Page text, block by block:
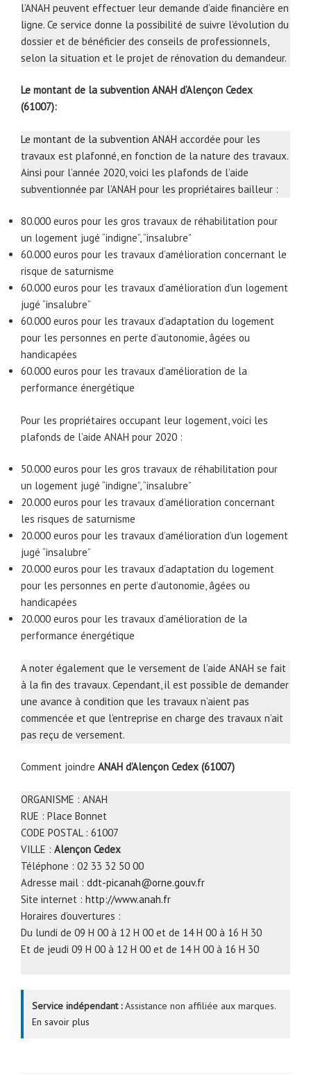
l’ANAH peuvent effectuer leur demande d’aide financière en
ligne. Ce service donne la possibilité de suivre l’évolution du
dossier et de bénéficier des conseils de professionnels,
selon la situation et le projet de rénovation du demandeur.
Le montant de la subvention ANAH d’Alençon Cedex
(61007):
Le montant de la subvention ANAH accordée pour les
travaux est plafonné, en fonction de la nature des travaux.
Ainsi pour l’année 2020, voici les plafonds de l’aide
subventionnée par l’ANAH pour les propriétaires bailleur :
80.000 euros pour les gros travaux de réhabilitation pour
un logement jugé “indigne”, “insalubre”
60.000 euros pour les travaux d’amélioration concernant le
risque de saturnisme
60.000 euros pour les travaux d’amélioration d’un logement
jugé “insalubre”
60.000 euros pour les travaux d’adaptation du logement
pour les personnes en perte d’autonomie, âgées ou
handicapées
60.000 euros pour les travaux d’amélioration de la
performance énergétique
Pour les propriétaires occupant leur logement, voici les
plafonds de l’aide ANAH pour 2020 :
50.000 euros pour les gros travaux de réhabilitation pour
un logement jugé “indigne”, “insalubre”
20.000 euros pour les travaux d’amélioration concernant
les risques de saturnisme
20.000 euros pour les travaux d’amélioration d’un logement
jugé “insalubre”
20.000 euros pour les travaux d’adaptation du logement
pour les personnes en perte d’autonomie, âgées ou
handicapées
20.000 euros pour les travaux d’amélioration de la
performance énergétique
A noter également que le versement de l’aide ANAH se fait
à la fin des travaux. Cependant, il est possible de demander
une avance à condition que les travaux n’aient pas
commencée et que l’entreprise en charge des travaux n’ait
pas reçu de versement.
Comment joindre ANAH d’Alençon Cedex (61007)
ORGANISME : ANAH
RUE : Place Bonnet
CODE POSTAL : 61007
VILLE : Alençon Cedex
Téléphone : 02 33 32 50 00
Adresse mail : ddt-picanah@orne.gouv.fr
Site internet : http://www.anah.fr
Horaires d’ouvertures :
Du lundi de 09 H 00 à 12 H 00 et de 14 H 00 à 16 H 30
Et de jeudi 09 H 00 à 12 H 00 et de 14 H 00 à 16 H 30
Service indépendant :Assistance non affiliée aux marques.
En savoir plus